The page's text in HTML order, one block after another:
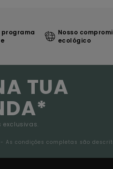
Nosso
ecológico
TUA
exclusivas.
As condições completas são